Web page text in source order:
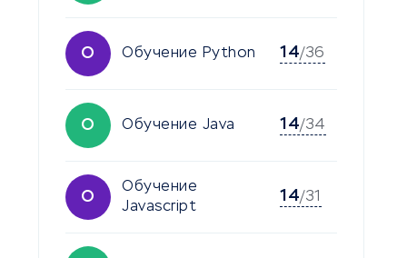
О Обучение Python 14/36
О Обучение Java 14/34
О
Обучение
Javascript
14/31